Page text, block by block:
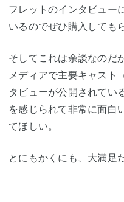
フレットのインタビュー
いるのでぜひ購入しても
そしてこれは余談なのだ
メディアで主要キャスト
タビューが公開されてい
を感じられて非常に面白
てほしい。
とにもかくにも、大満足